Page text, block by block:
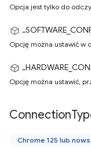
Opcja jest tylko do
Opcję można ustawić w
Opcję można ustawić,
Connection
Chrome 125 lub